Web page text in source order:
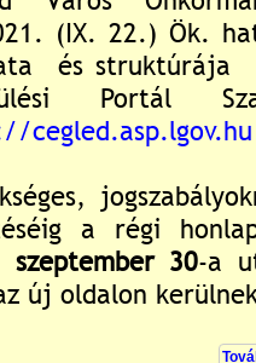
Nyitott tornaterem és diáksport